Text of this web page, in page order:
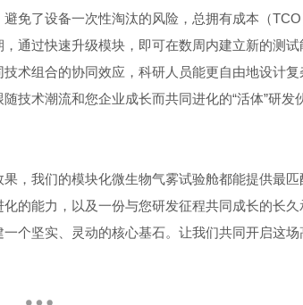
了设备一次性淘汰的风险，总拥有成本（TCO
过快速升级模块，即可在数周内建立新的测试
组合的协同效应，科研人员能更自由地设计复
术潮流和您企业成长而共同进化的“活体”研发
我们的模块化微生物气雾试验舱都能提供最匹
能力，以及一份与您研发征程共同成长的长久
坚实、灵动的核心基石。让我们共同开启这场